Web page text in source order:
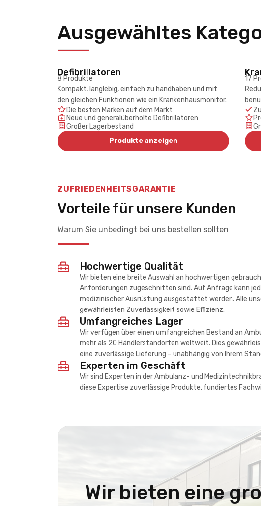
Ausgewähltes
Defibrillatoren
8 Produkte
Kompakt, langlebig, einfach zu handhaben und mit
den gleichen Funktionen wie ein Krankenhausmonitor.
Die besten Marken auf dem Markt
Neue und generalüberholte Defibrillatoren
Großer Lagerbestand
Produkte anzeigen
17
ZUFRIEDENHEITSGARANTIE
Vorteile für unsere Kunden
Warum Sie unbedingt bei uns bestellen sollten
Hochwertige Qualität
Wir bieten eine breite Auswahl an hochwertigen
Anforderungen zugeschnitten sind. Auf Anfrage kann
medizinischer Ausrüstung ausgestattet werden. Alle
gewährleisten Zuverlässigkeit sowie Effizienz.
Umfangreiches Lager
Wir verfügen über einen umfangreichen Bestand an
mehr als 20 Händlerstandorten weltweit. Dies
eine zuverlässige Lieferung – unabhängig von Ihrem
Experten im Geschäft
Wir sind Experten in der Ambulanz- und
diese Expertise zuverlässige Produkte, fundiertes
Wir bieten eine